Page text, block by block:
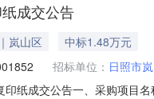
成交公告
岚山区
中标1.48万元
招标单位： 日照市
印纸成交公告一、采购项目